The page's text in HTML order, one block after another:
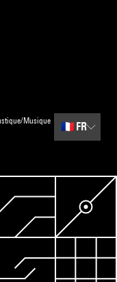
Musique
🇫🇷 FR